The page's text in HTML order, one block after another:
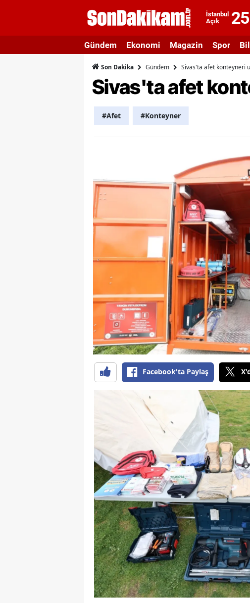
İstanbul
Açık
25
Adıyaman
Ağrı
Aydın
Balıkesir
Bilecik
Bingöl
Bitlis
Bolu
Burdur
Bursa
Çanakkale
Çankırı
Çorum
Denizli
Diyarbakır
Edirne
Elazığ
Erzincan
Erzurum
Eskişehir
Gaziantep
Giresun
Gündem Ekonomi Magazin Spor
Son Dakika Gündem Sivas'ta afet konteyneri
Sivas'ta afet
#Afet #Konteyner
Facebook'ta Paylaş